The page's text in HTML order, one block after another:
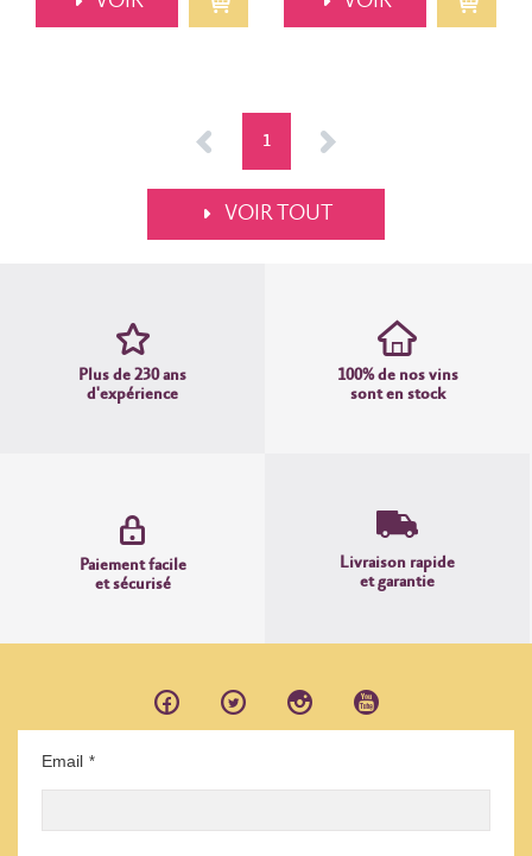
< 1 >
VOIR TOUT
Plus de 230 ans
d'expérience
100% de nos vins
sont en stock
Paiement facile
et sécurisé
Livraison rapide
et garantie
Email *